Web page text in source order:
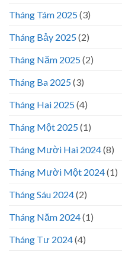
Tháng Tám 2025(3)
Tháng Bảy 2025(2)
Tháng Năm 2025(2)
Tháng Ba 2025(3)
Tháng Hai 2025(4)
Tháng Một 2025(1)
Tháng Mười Hai 2024(8)
Tháng Mười Một 2024(1)
Tháng Sáu 2024(2)
Tháng Năm 2024(1)
Tháng Tư 2024(4)